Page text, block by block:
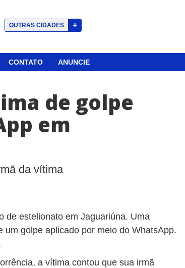
OUTRAS CIDADES +
CONTATO ANUNCIE
de golpe
em
da vítima
de estelionato em Jaguariúna. Uma
um golpe aplicado por meio do WhatsApp.
a vítima contou que sua irmã
Jaguariúna
É nesta sexta! Farmácia Super
e ofertas imperdíveis